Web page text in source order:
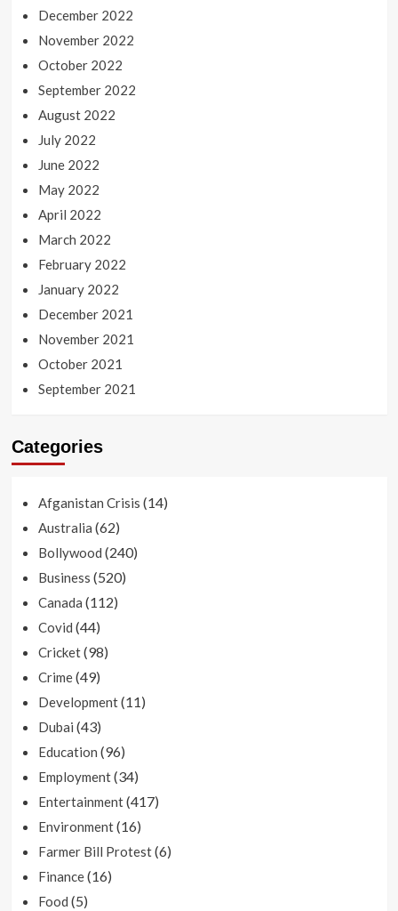
December 2022
November 2022
October 2022
September 2022
August 2022
July 2022
June 2022
May 2022
April 2022
March 2022
February 2022
January 2022
December 2021
November 2021
October 2021
September 2021
Categories
Afganistan Crisis (14)
Australia (62)
Bollywood (240)
Business (520)
Canada (112)
Covid (44)
Cricket(98)
Crime(49)
Development(11)
Dubai (43)
Education (96)
Employment(34)
Entertainment(417)
Environment(16)
Farmer Bill Protest(6)
Finance(16)
Food (5)